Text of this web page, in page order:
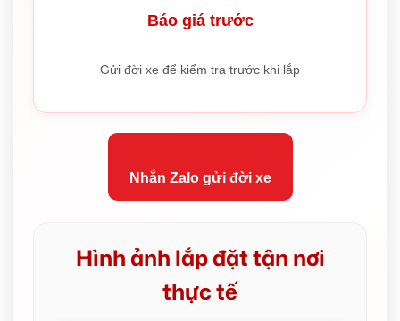
Báo giá trước
Gửi đời xe để kiểm tra trước khi lắp
Nhắn Zalo gửi đời xe
Hình ảnh lắp đặt tận nơi
thực tế